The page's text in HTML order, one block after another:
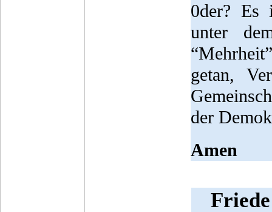
0der? Es
unter
getan,
der
Amen